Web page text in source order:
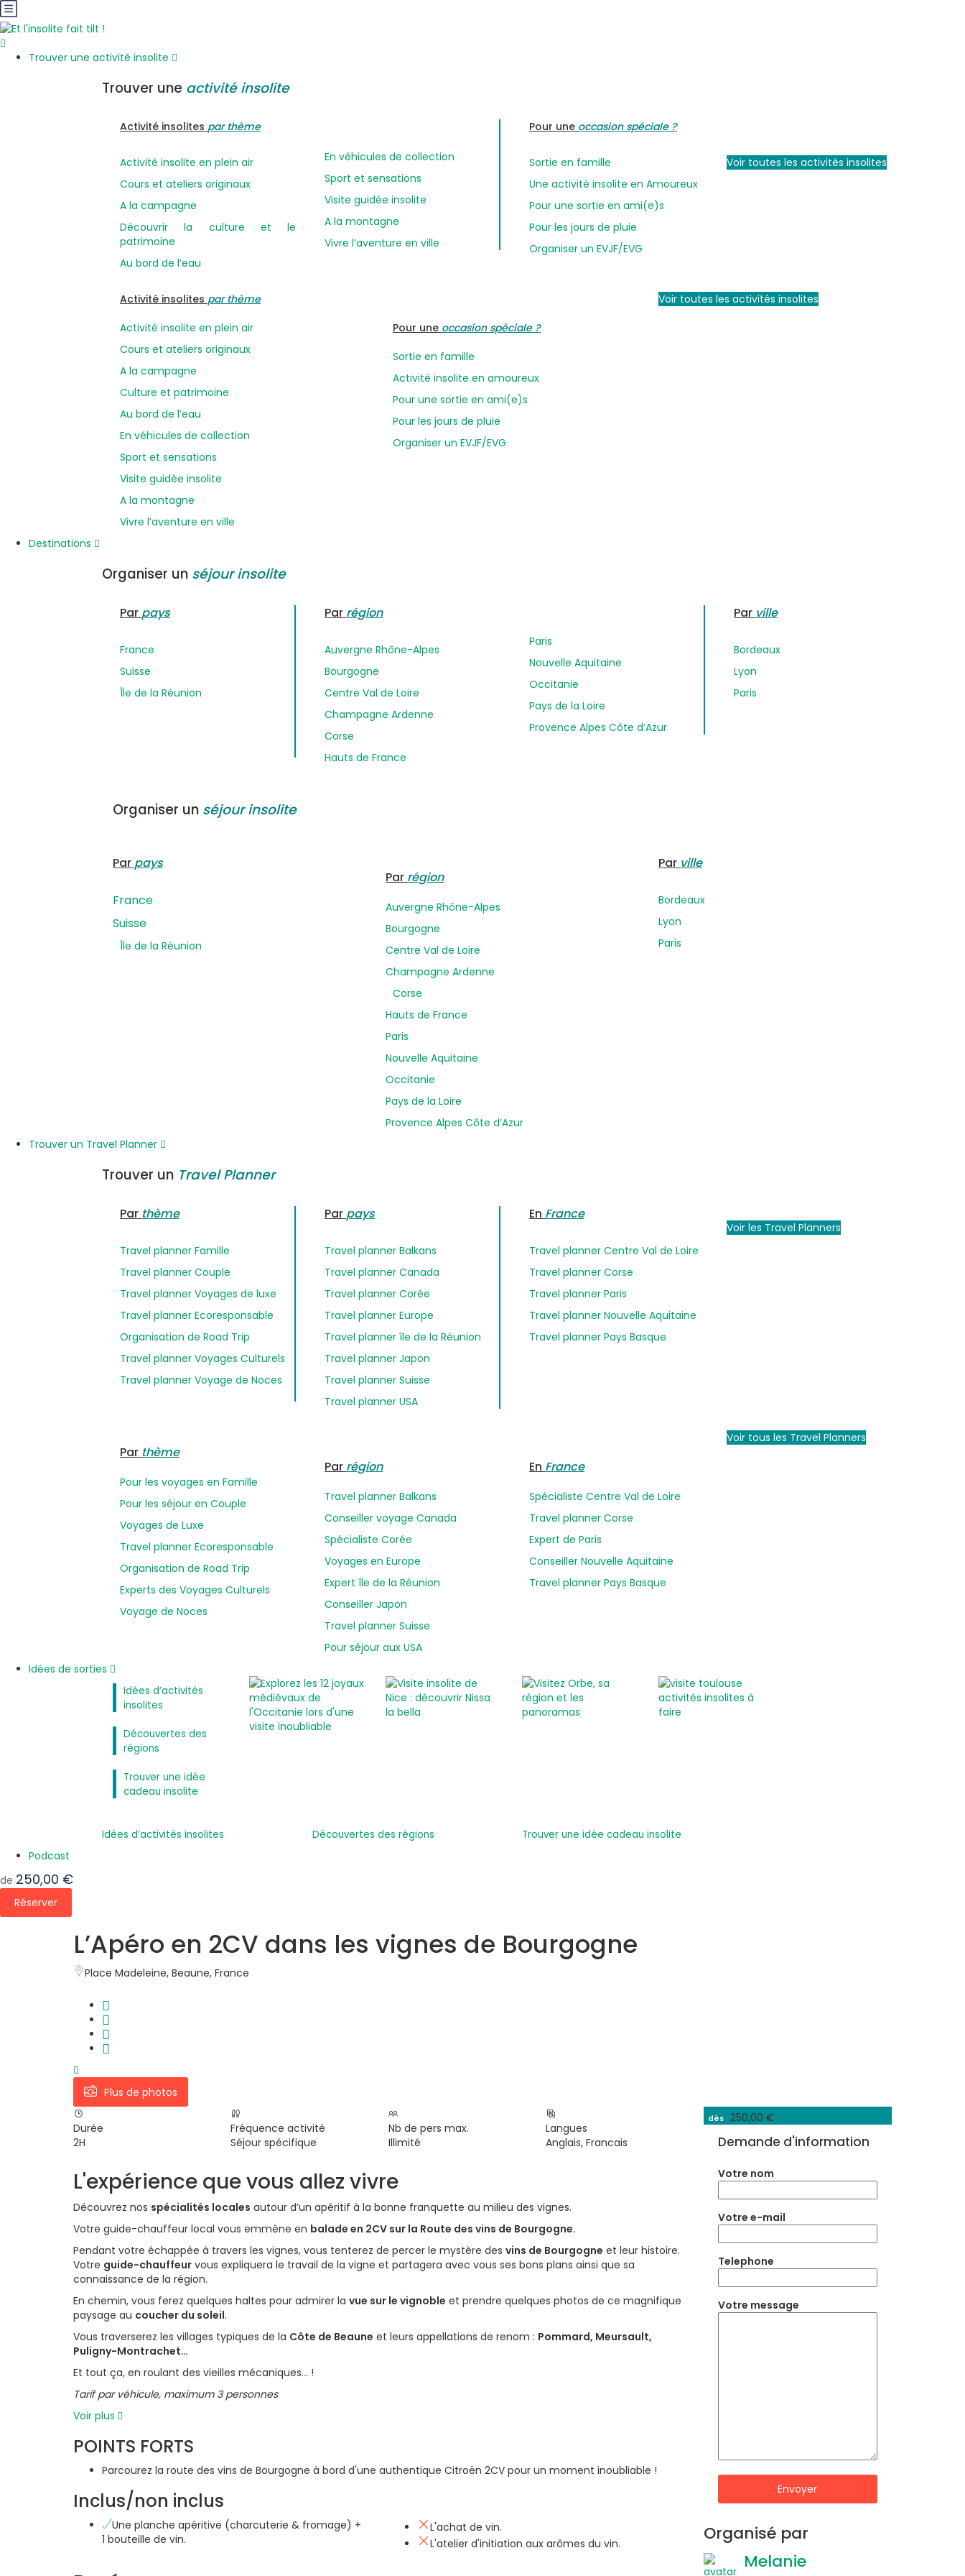
Trouver une activité insolite
Trouver une activité insolite
Activité insolites par thème
Activité insolite en plein air
Cours et ateliers originaux
A la campagne
Découvrir la culture et le
patrimoine
Au bord de l’eau
En véhicules de collection
Sport et sensations
Visite guidée insolite
A la montagne
Vivre l’aventure en ville
Pour une occasion spéciale ?
Sortie en famille
Une activité insolite en Amoureux
Pour une sortie en ami(e)s
Pour les jours de pluie
Organiser un EVJF/EVG
Voir toutes les activités insolites
Activité insolites par thème
Activité insolite en plein air
Cours et ateliers originaux
A la campagne
Culture et patrimoine
Au bord de l’eau
En véhicules de collection
Sport et sensations
Visite guidée insolite
A la montagne
Vivre l’aventure en ville
Pour une occasion spéciale ?
Sortie en famille
Activité insolite en amoureux
Pour une sortie en ami(e)s
Pour les jours de pluie
Organiser un EVJF/EVG
Voir toutes les activités insolites
Destinations
Organiser un séjour insolite
Par pays
France
Suisse
Île de la Réunion
Par région
Auvergne Rhône-Alpes
Bourgogne
Centre Val de Loire
Champagne Ardenne
Corse
Hauts de France
Paris
Nouvelle Aquitaine
Occitanie
Pays de la Loire
Provence Alpes Côte d’Azur
Par ville
Bordeaux
Lyon
Paris
Organiser un séjour insolite
Par pays
France
Suisse
Île de la Réunion
Par région
Auvergne Rhône-Alpes
Bourgogne
Centre Val de Loire
Champagne Ardenne
Corse
Hauts de France
Paris
Nouvelle Aquitaine
Occitanie
Pays de la Loire
Provence Alpes Côte d’Azur
Par ville
Bordeaux
Lyon
Paris
Trouver un Travel Planner
Trouver un Travel Planner
Par thème
Travel planner Famille
Travel planner Couple
Travel planner Voyages de luxe
Travel planner Ecoresponsable
Organisation de Road Trip
Travel planner Voyages Culturels
Travel planner Voyage de Noces
Par pays
Travel planner Balkans
Travel planner Canada
Travel planner Corée
Travel planner Europe
Travel planner île de la Réunion
Travel planner Japon
Travel planner Suisse
Travel planner USA
En France
Travel planner Centre Val de Loire
Travel planner Corse
Travel planner Paris
Travel planner Nouvelle Aquitaine
Travel planner Pays Basque
Voir les Travel Planners
Par thème
Pour les voyages en Famille
Pour les séjour en Couple
Voyages de Luxe
Travel planner Ecoresponsable
Organisation de Road Trip
Experts des Voyages Culturels
Voyage de Noces
Par région
Travel planner Balkans
Conseiller voyage Canada
Spécialiste Corée
Voyages en Europe
Expert île de la Réunion
Conseiller Japon
Travel planner Suisse
Pour séjour aux USA
En France
Spécialiste Centre Val de Loire
Travel planner Corse
Expert de Paris
Conseiller Nouvelle Aquitaine
Travel planner Pays Basque
Voir tous les Travel Planners
Idées de sorties
Idées d’activités
insolites
Découvertes des
régions
Trouver une idée
cadeau insolite
Idées d’activités insolites Découvertes des régions Trouver une idée cadeau insolite
Podcast
de 250,00 €
Réserver
L’Apéro en 2CV dans les vignes de Bourgogne
Place Madeleine, Beaune, France
Plus de photos
Durée
2H
Fréquence activité
Séjour spécifique
Nb de pers max.
Illimité
Langues
Anglais, Francais
L'expérience que vous allez vivre
Découvrez nos spécialités locales autour d’un apéritif à la bonne franquette au milieu des vignes.
Votre guide-chauffeur local vous emmène en balade en 2CV sur la Route des vins de Bourgogne.
Pendant votre échappée à travers les vignes, vous tenterez de percer le mystère des vins de Bourgogne et leur histoire.
Votre guide-chauffeur vous expliquera le travail de la vigne et partagera avec vous ses bons plans ainsi que sa
connaissance de la région.
En chemin, vous ferez quelques haltes pour admirer la vue sur le vignoble et prendre quelques photos de ce magnifique
paysage au coucher du soleil.
Vous traverserez les villages typiques de la Côte de Beaune et leurs appellations de renom : Pommard, Meursault,
Puligny-Montrachet…
Et tout ça, en roulant des vieilles mécaniques… !
Tarif par véhicule, maximum 3 personnes
Voir plus
POINTS FORTS
Parcourez la route des vins de Bourgogne à bord d'une authentique Citroën 2CV pour un moment inoubliable !
Inclus/non inclus
Une planche apéritive (charcuterie & fromage) +
1 bouteille de vin.
L'achat de vin.
L'atelier d'initiation aux arômes du vin.
dès 250,00 €
Demande d'information
Votre nom
Votre e-mail
Telephone
Votre message
Organisé par
Melanie